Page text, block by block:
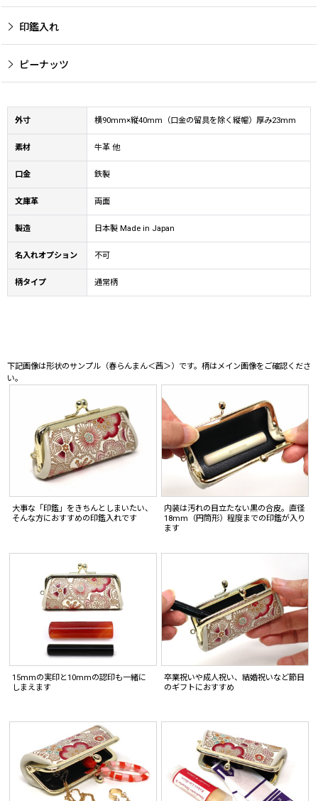
印鑑入れ
ピーナッツ
外寸 横90mm×縦40mm（口金の留具を除く縦幅）厚み23mm
素材 牛革 他
口金 鉄製
文庫革 両面
製造 日本製 Made in Japan
名入れオプション 不可
柄タイプ 通常柄
下記画像は形状のサンプル（春らんまん＜茜＞）です。柄はメイン画像をご確認くださ
い。
大事な「印鑑」をきちんとしまいたい、
そんな方におすすめの印鑑入れです
内装は汚れの目立たない黒の合皮。直径
18mm（円筒形）程度までの印鑑が入り
ます
15mmの実印と10mmの認印も一緒に
しまえます
卒業祝いや成人祝い、結婚祝いなど節目
のギフトにおすすめ